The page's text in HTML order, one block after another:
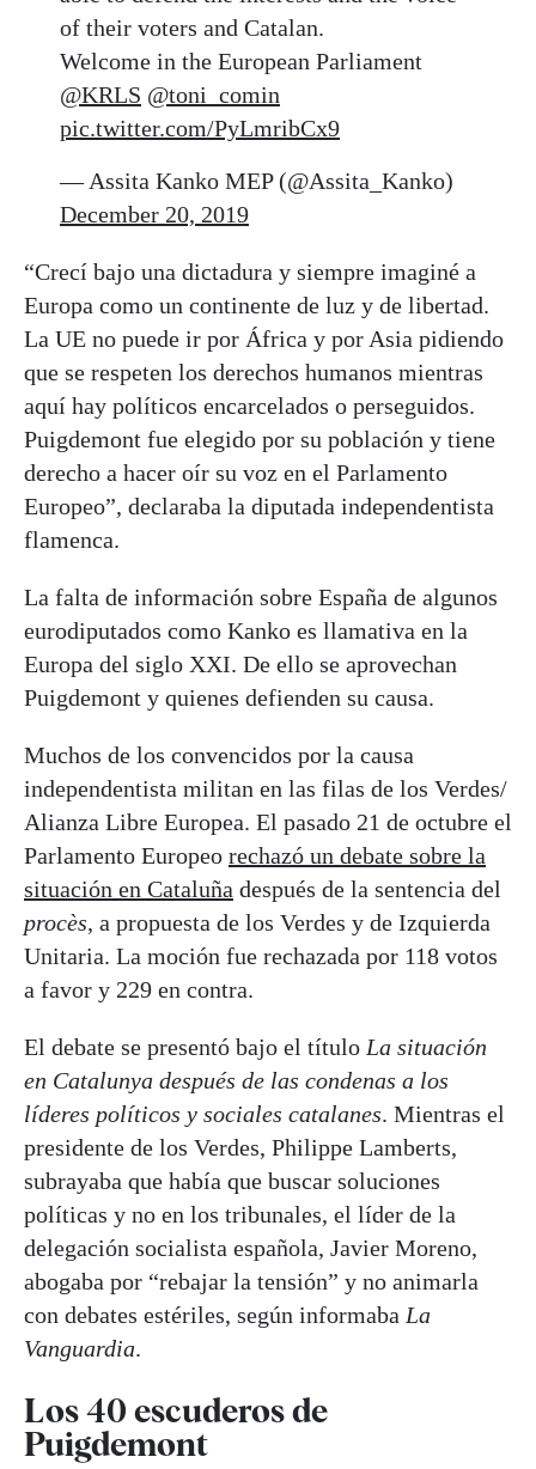
of their voters and Catalan.
Welcome in the European Parliament
@KRLS @toni_comin
pic.twitter.com/PyLmribCx9
— Assita Kanko MEP (@Assita_Kanko)
December 20, 2019
“Crecí bajo una dictadura y siempre imaginé a
Europa como un continente de luz y de libertad.
La UE no puede ir por África y por Asia pidiendo
que se respeten los derechos humanos mientras
aquí hay políticos encarcelados o perseguidos.
Puigdemont fue elegido por su población y tiene
derecho a hacer oír su voz en el Parlamento
Europeo”, declaraba la diputada independentista
flamenca.
La falta de información sobre España de algunos
eurodiputados como Kanko es llamativa en la
Europa del siglo XXI. De ello se aprovechan
Puigdemont y quienes defienden su causa.
Muchos de los convencidos por la causa
independentista militan en las filas de los Verdes/
Alianza Libre Europea. El pasado 21 de octubre el
Parlamento Europeo rechazó un debate sobre la
situación en Cataluña después de la sentencia del
procès, a propuesta de los Verdes y de Izquierda
Unitaria. La moción fue rechazada por 118 votos
a favor y 229 en contra.
El debate se presentó bajo el título La situación
en Catalunya después de las condenas a los
líderes políticos y sociales catalanes. Mientras el
presidente de los Verdes, Philippe Lamberts,
subrayaba que había que buscar soluciones
políticas y no en los tribunales, el líder de la
delegación socialista española, Javier Moreno,
abogaba por “rebajar la tensión” y no animarla
con debates estériles, según informaba La
Vanguardia.
Los 40 escuderos de
Puigdemont